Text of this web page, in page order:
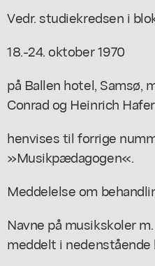
Vedr. studiekredsen i
18.-24. oktober 1970
på Ballen hotel, Samsø,
Conrad og Heinrich
henvises til forrige
»Musikpædagogen«.
Meddelelse om
Navne på musikskoler
meddelt i nedenstående